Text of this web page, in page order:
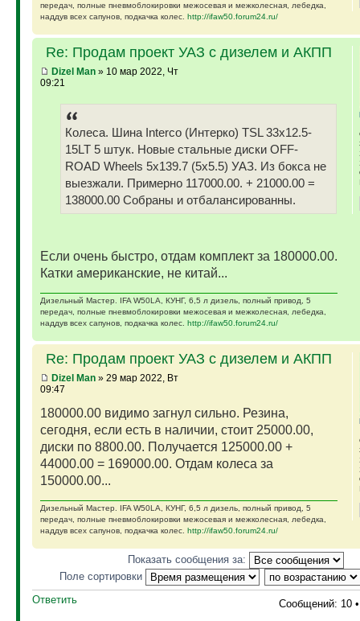
передач, полные пневмоблокировки межосевая и межколесная, лебедка,
наддув всех сапунов, подкачка колес. http://ifaw50.forum24.ru/
Re: Продам проект УАЗ с дизелем и АКПП
Dizel Man» 10 мар 2022, Чт
09:21
Колеса. Шина Interco (Интерко) TSL 33x12.5-
15LT 5 штук. Новые стальные диски OFF-
ROAD Wheels 5x139.7 (5x5.5) УАЗ. Из бокса не
выезжали. Примерно 117000.00. + 21000.00 =
138000.00 Собраны и отбалансированны.
Если очень быстро, отдам комплект за 180000.00.
Катки американские, не китай...
Дизельный Мастер. IFA W50LA, КУНГ, 6,5 л дизель, полный привод, 5
передач, полные пневмоблокировки межосевая и межколесная, лебедка,
наддув всех сапунов, подкачка колес. http://ifaw50.forum24.ru/
Re: Продам проект УАЗ с дизелем и АКПП
Dizel Man» 29 мар 2022, Вт
09:47
180000.00 видимо загнул сильно. Резина,
сегодня, если есть в наличии, стоит 25000.00,
диски по 8800.00. Получается 125000.00 +
44000.00 = 169000.00. Отдам колеса за
150000.00...
Дизельный Мастер. IFA W50LA, КУНГ, 6,5 л дизель, полный привод, 5
передач, полные пневмоблокировки межосевая и межколесная, лебедка,
наддув всех сапунов, подкачка колес. http://ifaw50.forum24.ru/
Показать сообщения за:
Поле сортировки
Ответить
Сообщений: 10